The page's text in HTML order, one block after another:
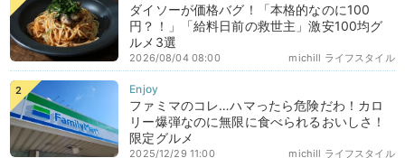
ダイソーが価格バグ！「本格的なのに100
円？！」「給料日前の救世主」激安100均グ
ルメ3選
michill ライフスタイル
2026/08/04 08:00
ファミマのコレ…ハマったら危険だわ！カロ
リー爆弾なのに無限に食べられるおいしさ！
限定グルメ
michill ライフスタイル
2025/12/29 11:00